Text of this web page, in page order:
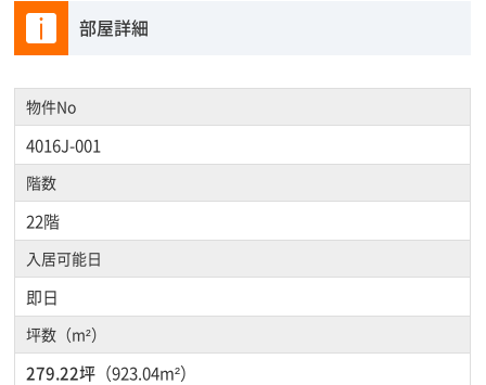
部屋詳細
物件No
4016J-001
階数
22階
入居可能日
即日
坪数（m²）
279.22坪 （923.04m²）